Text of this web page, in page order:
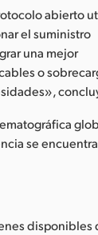
abierto
el suministro
una mejor
o
se encuentra
disponibles